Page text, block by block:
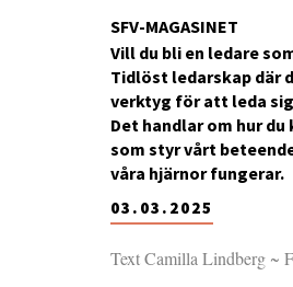
SFV-MAGASINET
03.03.2025
Vill du bli en ledare
Tidlöst ledarskap där
verktyg för att leda
Det handlar om hur
som styr vårt
våra hjärnor fungerar.
Text Camilla Lindberg ~